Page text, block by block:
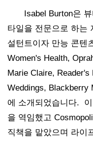
Isabel Burton은
타일을 전문으로 하는
설턴트이자 만능 콘텐
Women's Health,
Marie Claire,
Weddings, Blackberry
에 소개되었습니다.
을 역임했고
직책을 맡았으며 라이